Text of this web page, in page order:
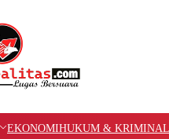
EKONOMIHUKUM & KRIMINAL